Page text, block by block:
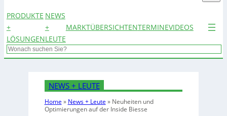
PRODUKTE
+
LÖSUNGEN
NEWS
+
LEUTE
MARKTÜBERSICHTENTERMINEVIDEOS
Search
NEWS + LEUTE
Home » News + Leute » Neuheiten und
Optimierungen auf der Inside Biesse